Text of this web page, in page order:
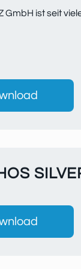
GmbH ist seit